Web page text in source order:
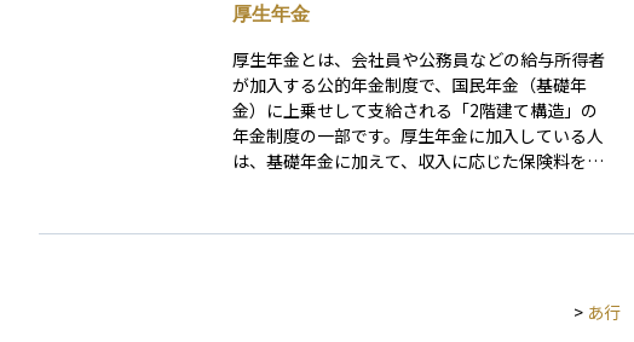
せんが、別途「児童手当」などの支援がありま
す。控除額は扶養親族の年齢や学生かどうかなど
によって異なり、たとえば「特定扶養親族（19歳
以上23歳未満の子ども）」はより大きな控除額が
認められています。税負担を軽減し、家族を支え
る世帯への配慮を目的とした制度です。
厚生年金
厚生年金とは、会社員や公務員などの給与所得者
が加入する公的年金制度で、国民年金（基礎年
金）に上乗せして支給される「2階建て構造」の
年金制度の一部です。厚生年金に加入している人
は、基礎年金に加えて、収入に応じた保険料を支
人がそれぞれ負担します。原則として70歳未満の
金だけでなく、障害年金や遺族年金なども含む包
> あ行